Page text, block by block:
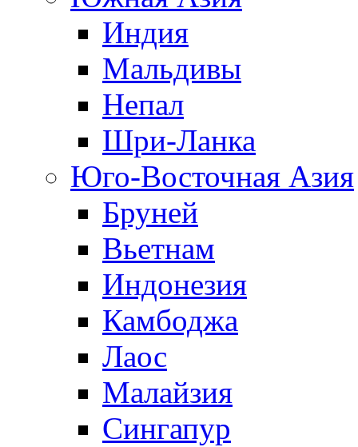
Индия
Мальдивы
Непал
Шри-Ланка
Юго-Восточная Азия
Бруней
Вьетнам
Индонезия
Камбоджа
Лаос
Малайзия
Сингапур